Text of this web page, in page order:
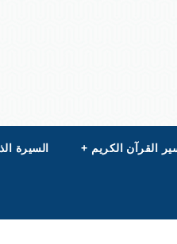
القرآن الكريم + السيرة